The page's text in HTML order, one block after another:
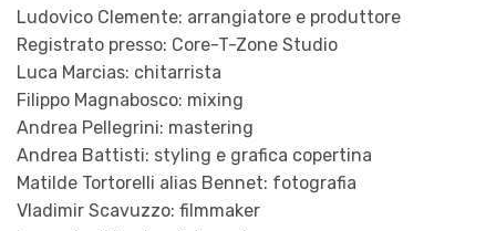
Ludovico Clemente: arrangiatore e produttore
Registrato presso: Core-T-Zone Studio
Luca Marcias: chitarrista
Filippo Magnabosco: mixing
Andrea Pellegrini: mastering
Andrea Battisti: styling e grafica copertina
Matilde Tortorelli alias Bennet: fotografia
Vladimir Scavuzzo: filmmaker